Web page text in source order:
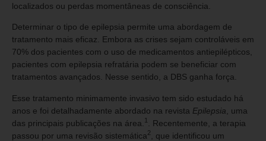
localizados ou perdas momentâneas de consciência.
Determinar o tipo de epilepsia permite uma abordagem de
tratamento mais eficaz. Embora as crises sejam controláveis em
70% dos pacientes com o uso de medicamentos antiepilépticos,
pacientes com epilepsia refratária podem se beneficiar com
tratamentos avançados. Nesse sentido, a DBS ganha força.
Esse tratamento minimamente invasivo tem sido estudado há
anos e foi detalhadamente abordado na revista Epilepsia , uma
das principais publicações na área. 1
. Recentemente, a terapia
passou por uma revisão sistemática2
, que identificou um